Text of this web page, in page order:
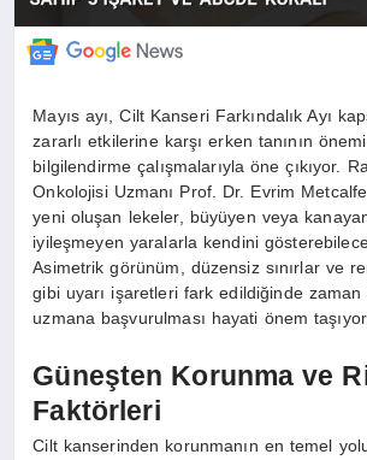
Mayıs ayı, Cilt Kanseri Farkındalık Ayı
zararlı etkilerine karşı erken tanının
bilgilendirme çalışmalarıyla öne çıkıyor.
Onkolojisi Uzmanı Prof. Dr. Evrim
yeni oluşan lekeler, büyüyen veya
iyileşmeyen yaralarla kendini
Asimetrik görünüm, düzensiz sınırlar ve
gibi uyarı işaretleri fark edildiğinde zaman
uzmana başvurulması hayati önem
Güneşten Korunma ve
Faktörleri
Cilt kanserinden korunmanın en temel